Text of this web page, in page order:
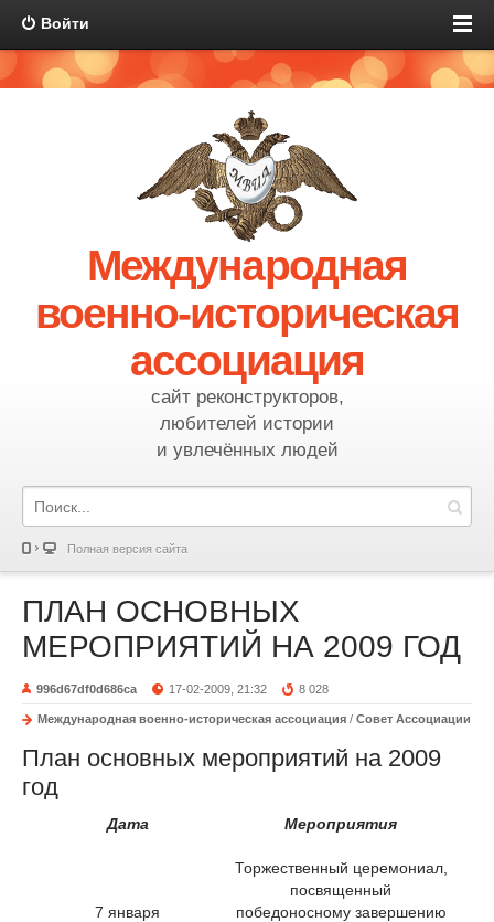
Войти
Международная
военно-историческая
ассоциация
сайт реконструкторов,
любителей истории
и увлечённых людей
Полная версия сайта
ПЛАН ОСНОВНЫХ
МЕРОПРИЯТИЙ НА 2009 ГОД
996d67df0d686ca 17-02-2009, 21:32 8 028
Международная военно-историческая ассоциация / Совет Ассоциации
План основных мероприятий на 2009
год
Дата Мероприятия
7 января
Торжественный церемониал,
посвященный
победоносному завершению